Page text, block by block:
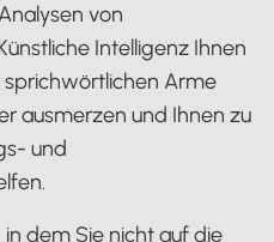
von
Intelligenz Ihnen
Arme
ausmerzen und Ihnen zu
und
dem Sie nicht auf die